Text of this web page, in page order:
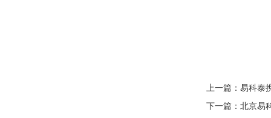
上一篇： 易科泰
下一篇： 北京易